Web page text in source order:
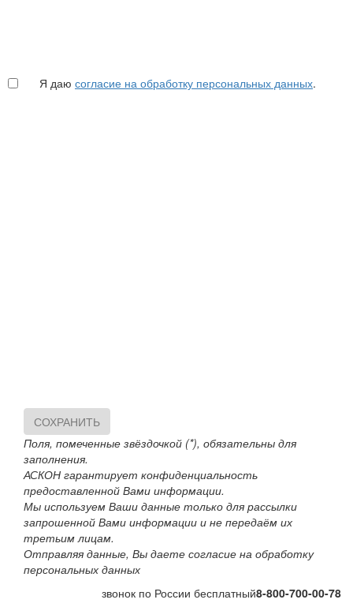
Я даю согласие на обработку персональных данных.
СОХРАНИТЬ
Поля, помеченные звёздочкой (*), обязательны для
заполнения.
АСКОН гарантирует конфиденциальность
предоставленной Вами информации.
Мы используем Ваши данные только для рассылки
запрошенной Вами информации и не передаём их
третьим лицам.
Отправляя данные, Вы даете согласие на обработку
персональных данных
звонок по России бесплатный8-800-700-00-78